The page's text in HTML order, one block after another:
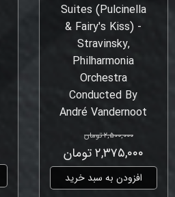
Suites (Pulcinella
& Fairy's Kiss) -
Stravinsky,
Philharmonia
Orchestra
Conducted By
André Vandernoot
۲,۵۰۰,۰۰۰ تومان
۲,۳۷۵,۰۰۰ تومان
افزودن به سبد خرید